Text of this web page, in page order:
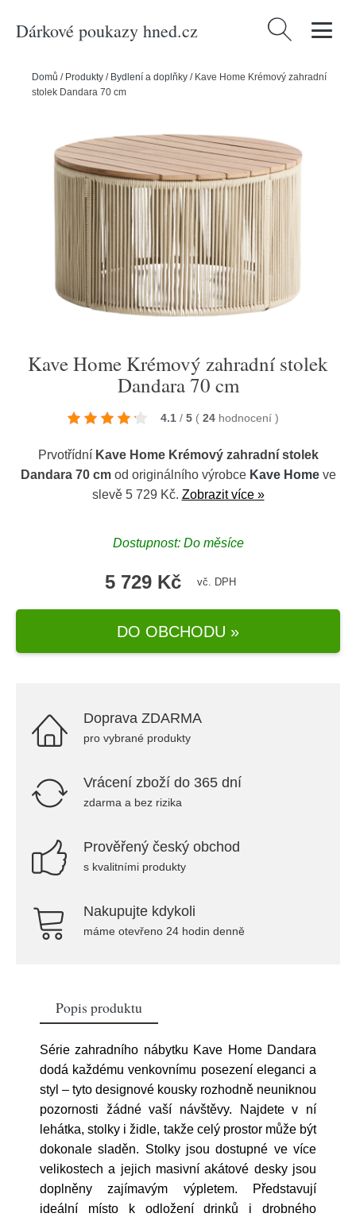
Dárkové poukazy hned.cz Vyhledávání
Domů / Produkty / Bydlení a doplňky / Kave Home Krémový zahradní
stolek Dandara 70 cm
Kave Home Krémový zahradní stolek
Dandara 70 cm
4.1 / 5 ( 24 hodnocení )
Prvotřídní Kave Home Krémový zahradní stolek
Dandara 70 cmod originálního výrobce Kave Homeve
slevě 5 729 Kč. Zobrazit více »
Dostupnost: Do měsíce
5 729 Kč vč. DPH
DO OBCHODU »
Doprava ZDARMA
pro vybrané produkty
Vrácení zboží do 365 dní
zdarma a bez rizika
Prověřený český obchod
s kvalitními produkty
Nakupujte kdykoli
máme otevřeno 24 hodin denně
Popis produktu
Série zahradního nábytku Kave Home Dandara
dodá každému venkovnímu posezení eleganci a
styl – tyto designové kousky rozhodně neuniknou
pozornosti žádné vaší návštěvy. Najdete v ní
lehátka, stolky i židle, takže celý prostor může být
dokonale sladěn. Stolky jsou dostupné ve více
velikostech a jejich masivní akátové desky jsou
doplněny zajímavým výpletem. Představují
ideální místo k odložení drinků i drobného